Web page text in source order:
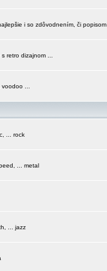
i so zdôvodnením, či
retro dizajnom ...
...
... rock
... metal
... jazz